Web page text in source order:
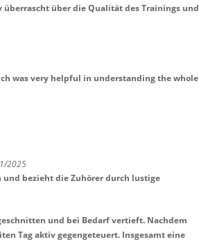
über die Qualität des Trainings und
was very helpful in understanding the whole
2025
bezieht die Zuhörer durch lustige
und bei Bedarf vertieft. Nachdem
Tag aktiv gegengeteuert. Insgesamt eine